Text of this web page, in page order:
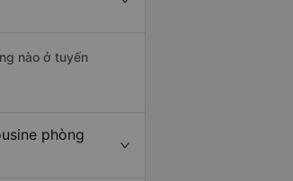
nào ở tuyến
phòng